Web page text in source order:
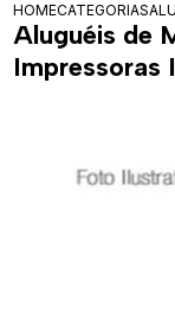
HOMECATEGORIAS
Aluguéis de
Impressoras